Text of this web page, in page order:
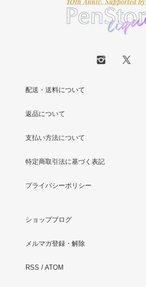
配送・送料について
返品について
支払い方法について
特定商取引法に基づく表記
プライバシーポリシー
ショップブログ
メルマガ登録・解除
RSS / ATOM